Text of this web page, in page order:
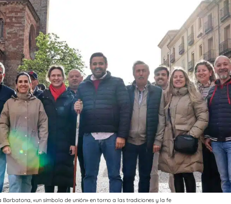
«un símbolo de unión» en torno a las tradiciones y la fe